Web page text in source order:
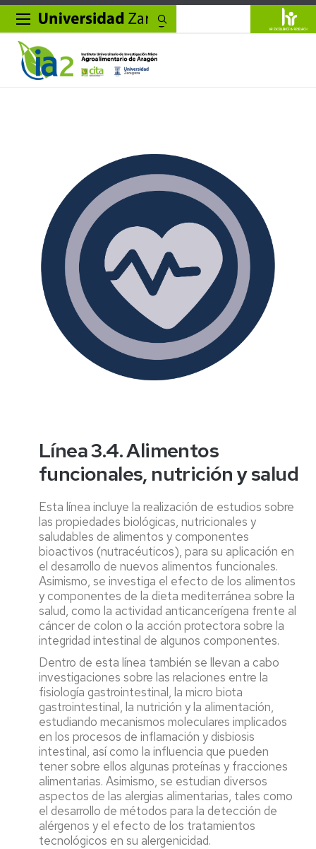
Línea 3.4. Alimentos
funcionales, nutrición y salud
Esta línea incluye la realización de estudios sobre
las propiedades biológicas, nutricionales y
saludables de alimentos y componentes
bioactivos (nutracéuticos), para su aplicación en
el desarrollo de nuevos alimentos funcionales.
Asimismo, se investiga el efecto de los alimentos
y componentes de la dieta mediterránea sobre la
salud, como la actividad anticancerígena frente al
cáncer de colon o la acción protectora sobre la
integridad intestinal de algunos componentes.
Dentro de esta línea también se llevan a cabo
investigaciones sobre las relaciones entre la
fisiología gastrointestinal, la micro biota
gastrointestinal, la nutrición y la alimentación,
estudiando mecanismos moleculares implicados
en los procesos de inflamación y disbiosis
intestinal, así como la influencia que pueden
tener sobre ellos algunas proteínas y fracciones
alimentarias. Asimismo, se estudian diversos
aspectos de las alergias alimentarias, tales como
el desarrollo de métodos para la detección de
alérgenos y el efecto de los tratamientos
tecnológicos en su alergenicidad.